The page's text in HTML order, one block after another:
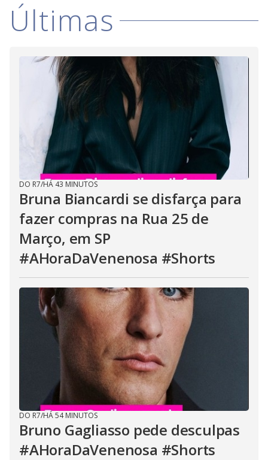
Últimas
DO R7/HÁ 43 MINUTOS
Bruna Biancardi se disfarça para
fazer compras na Rua 25 de
Março, em SP
#AHoraDaVenenosa #Shorts
DO R7/HÁ 54 MINUTOS
Bruno Gagliasso pede desculpas
#AHoraDaVenenosa #Shorts